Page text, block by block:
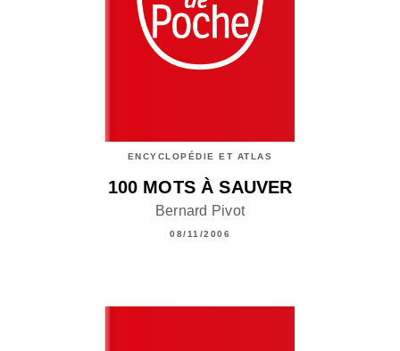
ENCYCLOPÉDIE ET ATLAS
100 MOTS À SAUVER
Bernard Pivot
08/11/2006